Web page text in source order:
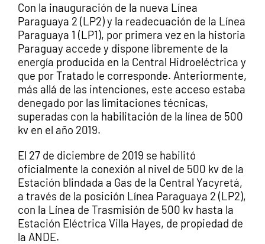
Con la inauguración de la nueva Línea
Paraguaya 2 (LP2) y la readecuación de la Línea
Paraguaya 1 (LP1), por primera vez en la historia
Paraguay accede y dispone libremente de la
energía producida en la Central Hidroeléctrica y
que por Tratado le corresponde. Anteriormente,
más allá de las intenciones, este acceso estaba
denegado por las limitaciones técnicas,
superadas con la habilitación de la línea de 500
kv en el año 2019.
El 27 de diciembre de 2019 se habilitó
oficialmente la conexión al nivel de 500 kv de la
Estación blindada a Gas de la Central Yacyretá,
a través de la posición Línea Paraguaya 2 (LP2),
con la Línea de Trasmisión de 500 kv hasta la
Estación Eléctrica Villa Hayes, de propiedad de
la ANDE.